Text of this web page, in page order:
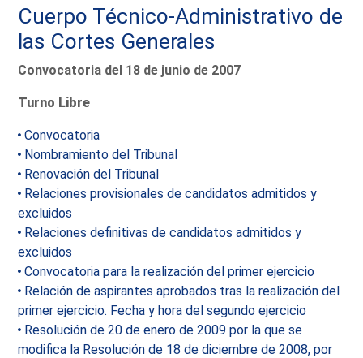
Cuerpo Técnico-Administrativo de
las Cortes Generales
Convocatoria del 18 de junio de 2007
Turno Libre
Convocatoria
Nombramiento del Tribunal
Renovación del Tribunal
Relaciones provisionales de candidatos admitidos y
excluidos
Relaciones definitivas de candidatos admitidos y
excluidos
Convocatoria para la realización del primer ejercicio
Relación de aspirantes aprobados tras la realización del
primer ejercicio. Fecha y hora del segundo ejercicio
Resolución de 20 de enero de 2009 por la que se
modifica la Resolución de 18 de diciembre de 2008, por